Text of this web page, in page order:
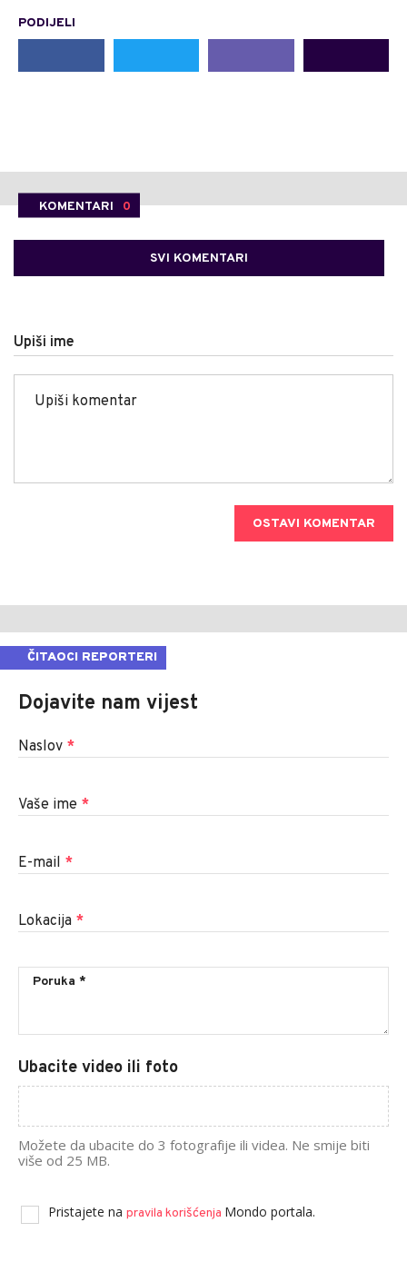
PODIJELI
KOMENTARI 0
SVI KOMENTARI
Upiši ime
OSTAVI KOMENTAR
ČITAOCI REPORTERI
Dojavite nam vijest
Naslov *
Vaše ime *
E-mail *
Lokacija *
Ubacite video ili foto
Možete da ubacite do 3 fotografije ili videa. Ne smije biti
više od 25 MB.
Pristajete na pravila korišćenja Mondo portala.